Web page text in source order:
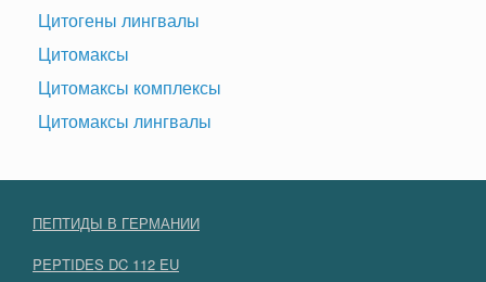
Цитогены лингвалы
Цитомаксы
Цитомаксы комплексы
Цитомаксы лингвалы
ПЕПТИДЫ В ГЕРМАНИИ
PEPTIDES DC 112 EU